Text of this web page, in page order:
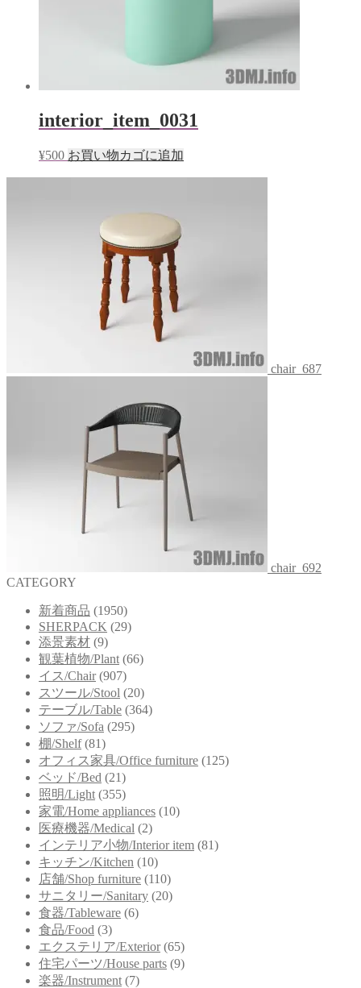
interior_item_0031
¥500 お買い物カゴに追加
chair_687
chair_692
CATEGORY
新着商品 (1950)
SHERPACK (29)
添景素材 (9)
観葉植物/Plant (66)
イス/Chair (907)
スツール/Stool (20)
テーブル/Table (364)
ソファ/Sofa (295)
棚/Shelf (81)
オフィス家具/Office furniture (125)
ベッド/Bed (21)
照明/Light (355)
家電/Home appliances (10)
医療機器/Medical (2)
インテリア小物/Interior item (81)
キッチン/Kitchen (10)
店舗/Shop furniture (110)
サニタリー/Sanitary (20)
食器/Tableware (6)
食品/Food (3)
エクステリア/Exterior (65)
住宅パーツ/House parts (9)
楽器/Instrument (7)